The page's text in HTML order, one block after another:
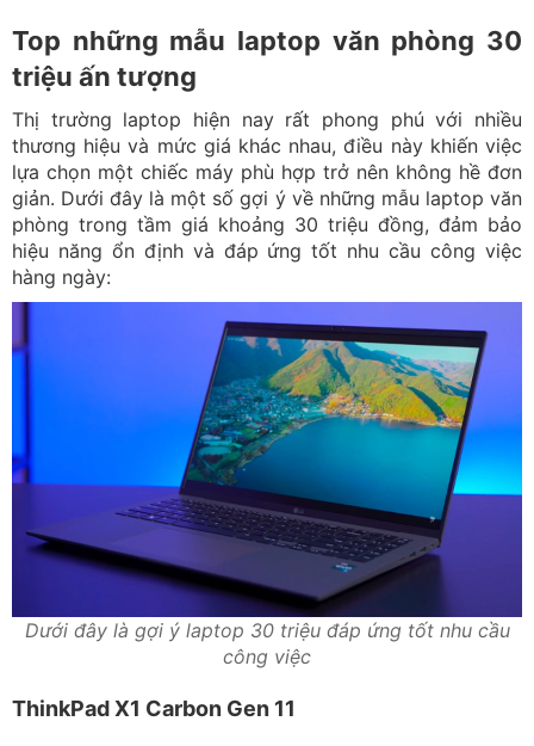
Top những mẫu laptop văn phòng 30
triệu ấn tượng
Thị trường laptop hiện nay rất phong phú với nhiều
thương hiệu và mức giá khác nhau, điều này khiến việc
lựa chọn một chiếc máy phù hợp trở nên không hề đơn
giản. Dưới đây là một số gợi ý về những mẫu laptop văn
phòng trong tầm giá khoảng 30 triệu đồng, đảm bảo
hiệu năng ổn định và đáp ứng tốt nhu cầu công việc
hàng ngày:
Dưới đây là gợi ý laptop 30 triệu đáp ứng tốt nhu cầu
công việc
ThinkPad X1 Carbon Gen 11